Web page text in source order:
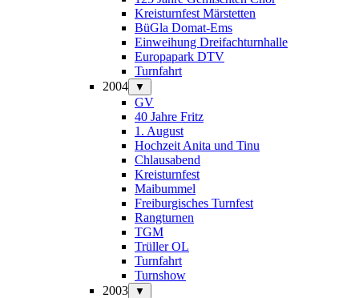
Kreisturnfest Märstetten
BüGla Domat-Ems
Einweihung Dreifachturnhalle
Europapark DTV
Turnfahrt
2004
▼
GV
40 Jahre Fritz
1. August
Hochzeit Anita und Tinu
Chlausabend
Kreisturnfest
Maibummel
Freiburgisches Turnfest
Rangturnen
TGM
Trüller OL
Turnfahrt
Turnshow
2003
▼